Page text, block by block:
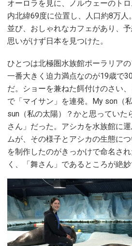
オーロラを見に、ノルウェーのト
内北緯69度に位置し、人口約8万
並び、おしゃれなカフェがあり、
思いがけず日本を見つけた。
ひとつは北極圏水族館ポーラリアの
一番大きく迫力満点なのが19歳で
だ。ショーを兼ねた餌付けのさい
で「マイサン」を連発。My son（
sun（私の太陽）？かと思っていた
さん」だった。アシカを水族館に
ムが、その様子とアシカの生態に
を制作したのがきっかけで命名さ
く、「舞さん」であるところが絶妙